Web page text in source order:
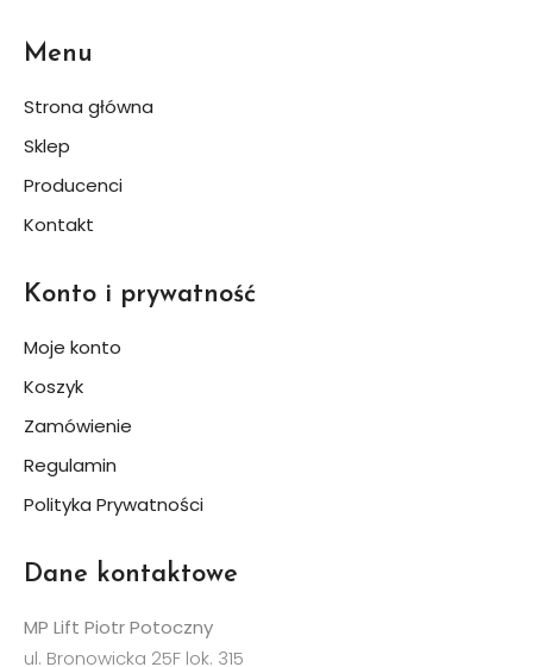
Menu
Strona główna
Sklep
Producenci
Kontakt
Konto i prywatność
Moje konto
Koszyk
Zamówienie
Regulamin
Polityka Prywatności
Dane kontaktowe
MP Lift Piotr Potoczny
ul. Bronowicka 25F lok. 315